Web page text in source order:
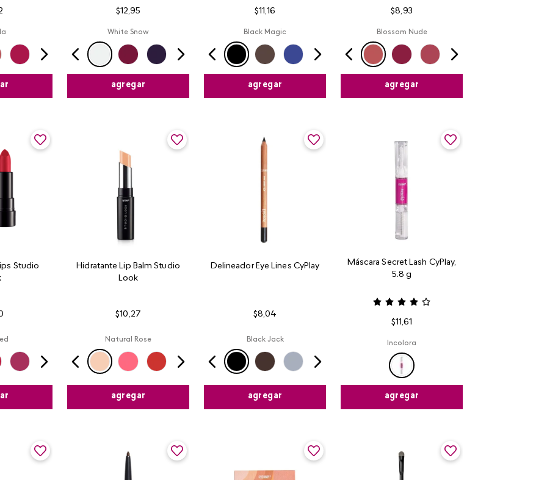
$12,95
White Snow
agregar
$11,16
Black Magic
agregar
$8,93
Blossom Nude
agregar
Studio
Hidratante Lip Balm Studio
Look
$10 ,27
Natural Rose
agregar
Delineador Eye Lines CyPlay
$8,04
Black Jack
agregar
Máscara Secret Lash CyPlay,
5.8 g
$11,61
Incolora
agregar